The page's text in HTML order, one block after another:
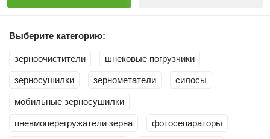
Выберите категорию:
зерноочистители шнековые погрузчики
зерносушилки зернометатели силосы
мобильные зерносушилки
пневмоперегружатели зерна фотосепараторы